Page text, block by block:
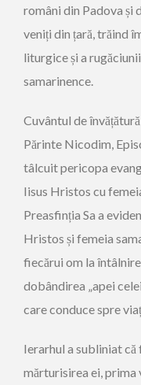
români din Padova și
veniți din țară, trăind
liturgice și a
samarinence.
Cuvântul de
Părinte Nicodim,
tâlcuit pericopa
Iisus Hristos cu
Preasfinția Sa a
Hristos și femeia
fiecărui om la
dobândirea „apei
care conduce spre
Ierarhul a subliniat că
mărturisirea ei,